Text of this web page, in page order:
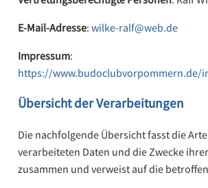
E-Mail-Adresse: wilke-ralf@web.de
Impressum:
https://www.budoclubvorpommern.de/
Übersicht der Verarbeitungen
Die nachfolgende Übersicht fasst die
verarbeiteten Daten und die Zwecke
zusammen und verweist auf die